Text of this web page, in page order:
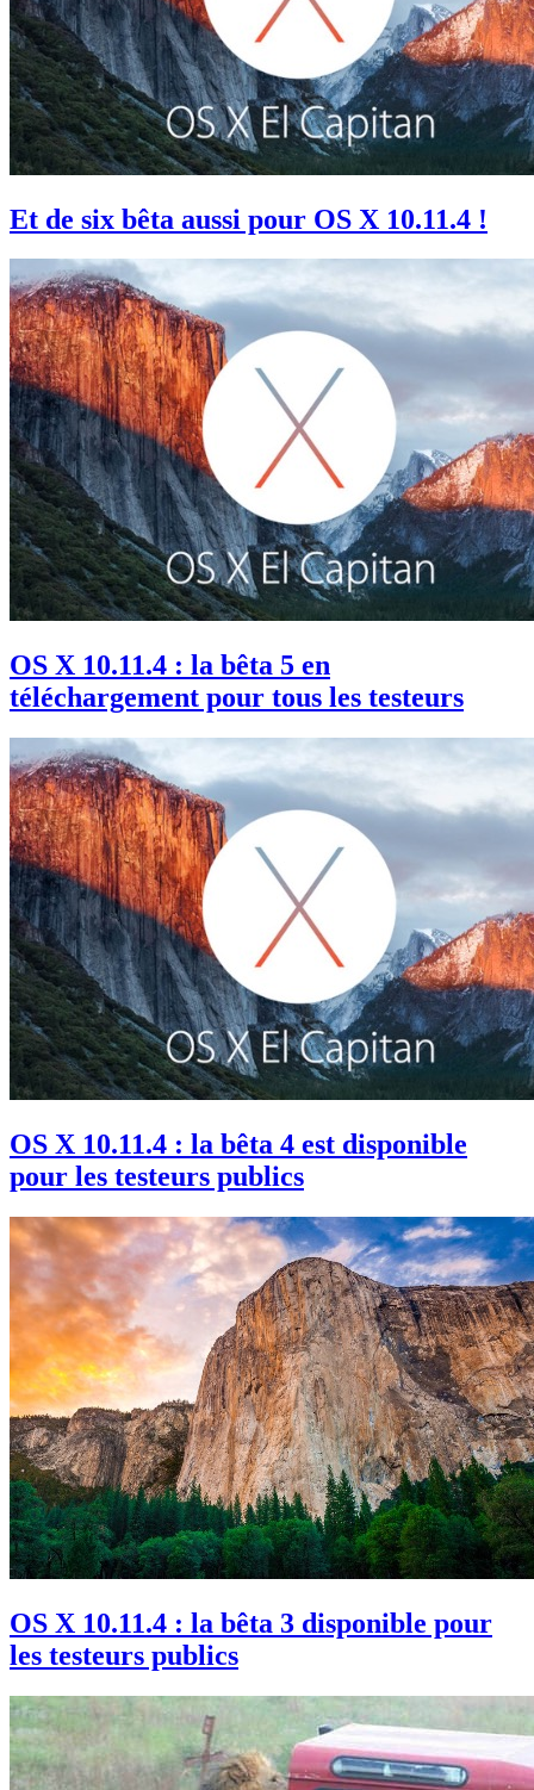
Et de six bêta aussi pour OS X 10.11.4 !
OS X 10.11.4 : la bêta 5 en
téléchargement pour tous les testeurs
OS X 10.11.4 : la bêta 4 est disponible
pour les testeurs publics
OS X 10.11.4 : la bêta 3 disponible pour
les testeurs publics